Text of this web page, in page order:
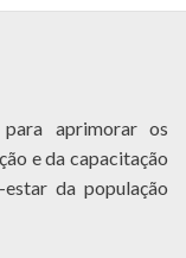
aprimorar os
e da capacitação
da população